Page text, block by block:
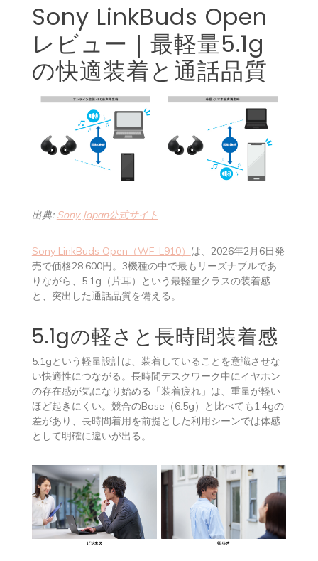
Sony LinkBuds Open
レビュー｜最軽量5.1g
の快適装着と通話品質
出典: Sony Japan公式サイト
Sony LinkBuds Open（WF-L910） は、2026年2月6日発
売で価格28,600円。3機種の中で最もリーズナブルであ
りながら、5.1g（片耳）という最軽量クラスの装着感
と、突出した通話品質を備える。
5.1gの軽さと長時間装着感
5.1gという軽量設計は、装着していることを意識させな
い快適性につながる。長時間デスクワーク中にイヤホン
の存在感が気になり始める「装着疲れ」は、重量が軽い
ほど起きにくい。競合のBose（6.5g）と比べても1.4gの
差があり、長時間着用を前提とした利用シーンでは体感
として明確に違いが出る。